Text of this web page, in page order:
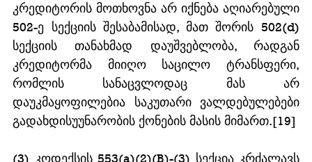
კრედიტორის მოთხოვნა არ იქნება აღიარებული
502-ე სექციის შესაბამისად, მათ შორის 502(d)
სექციის თანახმად დაუშვებლობა, რადგან
კრედიტორმა მიიღო საცილო ტრანსფერი,
რომლის სანაცვლოდაც მას არ
დაუკმაყოფილებია საკუთარი ვალდებულებები
გადახდისუუნარობის ქონების მასის მიმართ.[19]
(3) კოდექსის 553(a)(2)(B)-(3) სექცია კრძალავს